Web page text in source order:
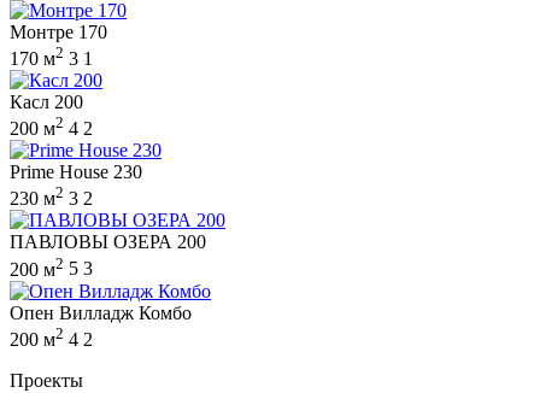
Монтре 170
170 м2 3 1
Касл 200
200 м2 4 2
Prime House 230
230 м2 3 2
ПАВЛОВЫ ОЗЕРА 200
200 м2 5 3
Опен Вилладж Комбо
200 м2 4 2
Проекты